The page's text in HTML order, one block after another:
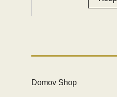
Domov Shop